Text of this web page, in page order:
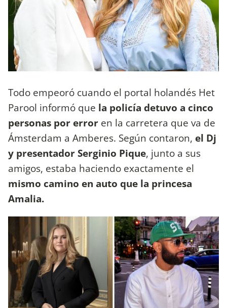
Todo empeoró cuando el portal holandés Het
Parool informó que la policía detuvo a cinco
personas por error en la carretera que va de
Ámsterdam a Amberes. Según contaron, el Dj
y presentador Serginio Pique, junto a sus
amigos, estaba haciendo exactamente el
mismo camino en auto que la princesa
Amalia.